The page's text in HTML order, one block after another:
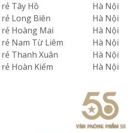
Tây Hồ
Hà Nội
Long Biên
Hà Nội
Hoàng Mai
Hà Nội
Nam Từ Liêm
Hà Nội
Thanh Xuân
Hà Nội
Hoàn Kiếm
Hà Nội